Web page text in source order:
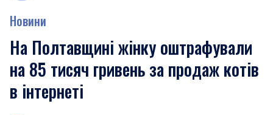
Новини
На Полтавщині жінку оштрафували
на 85 тисяч гривень за продаж котів
в інтернеті